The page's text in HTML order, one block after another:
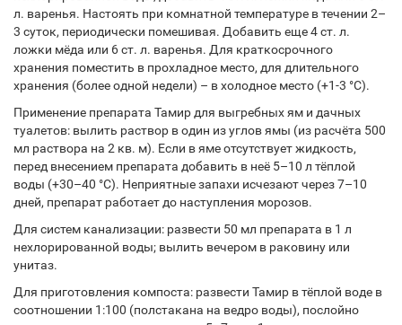
л. варенья. Настоять при комнатной температуре в течении 2–
3 суток, периодически помешивая. Добавить еще 4 ст. л.
ложки мёда или 6 ст. л. варенья. Для краткосрочного
хранения поместить в прохладное место, для длительного
хранения (более одной недели) – в холодное место (+1-3 °С).
Применение препарата Тамир для выгребных ям и дачных
туалетов: вылить раствор в один из углов ямы (из расчёта 500
мл раствора на 2 кв. м). Если в яме отсутствует жидкость,
перед внесением препарата добавить в неё 5–10 л тёплой
воды (+30–40 °С). Неприятные запахи исчезают через 7–10
дней, препарат работает до наступления морозов.
Для систем канализации: развести 50 мл препарата в 1 л
нехлорированной воды; вылить вечером в раковину или
унитаз.
Для приготовления компоста: развести Тамир в тёплой воде в
соотношении 1:100 (полстакана на ведро воды), послойно